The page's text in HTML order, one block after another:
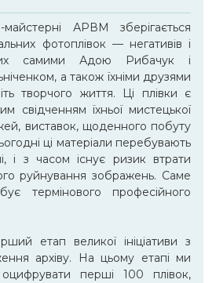
АРВМ зберігається
фотоплівок — негативів і
самими Адою Рибачук і
а також їхніми друзями
творчого життя. Ці плівки є
свідченням їхньої мистецької
виставок, щоденного побуту
ці матеріали перебувають
і з часом існує ризик втрати
руйнування зображень. Саме
термінового професійного
етап великої ініціативи з
архіву. На цьому етапі ми
перші 100 плівок,